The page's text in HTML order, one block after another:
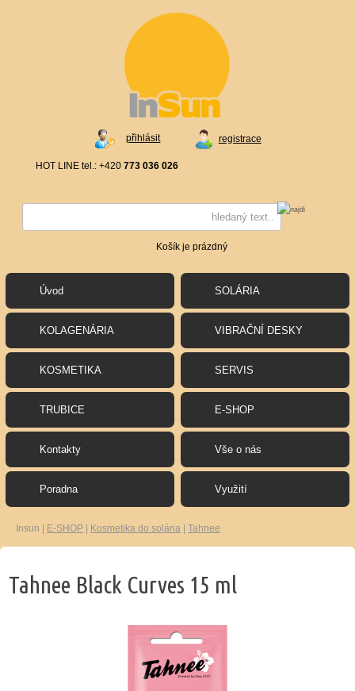
registrace
přihlásit
HOT LINE tel.: +420 773 036 026
Košík je prázdný
Úvod SOLÁRIA
KOLAGENÁRIA VIBRAČNÍ DESKY
KOSMETIKA SERVIS
TRUBICE E-SHOP
Kontakty Vše o nás
Poradna Využití
Insun E-SHOP Kosmetika do solária Tahnee
Tahnee Black Curves 15 ml